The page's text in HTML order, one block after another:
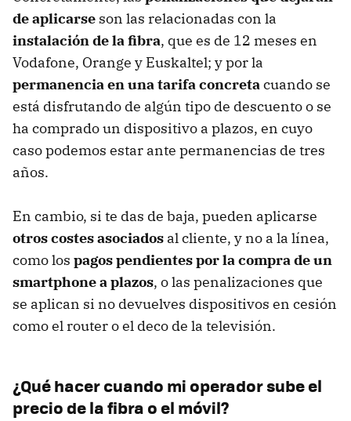
de aplicarse son las relacionadas con la
instalación de la fibra, que es de 12 meses en
Vodafone, Orange y Euskaltel; y por la
permanencia en una tarifa concretacuando se
está disfrutando de algún tipo de descuento o se
ha comprado un dispositivo a plazos, en cuyo
caso podemos estar ante permanencias de tres
años.
En cambio, si te das de baja, pueden aplicarse
otros costes asociados al cliente, y no a la línea,
como los pagos pendientes por la compra de un
smartphone a plazos, o las penalizaciones que
se aplican si no devuelves dispositivos en cesión
como el router o el deco de la televisión.
¿Qué hacer cuando mi operador sube el
precio de la fibra o el móvil?